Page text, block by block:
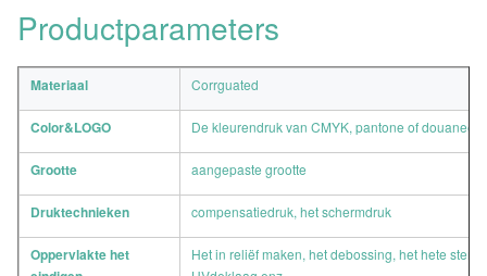
Productparameters
Materiaal Corrguated
Color&LOGO De kleurendruk van CMYK, pantone of
Grootte aangepaste grootte
Druktechnieken compensatiedruk, het schermdruk
Oppervlakte het
Het in reliëf maken, het debossing, het hete